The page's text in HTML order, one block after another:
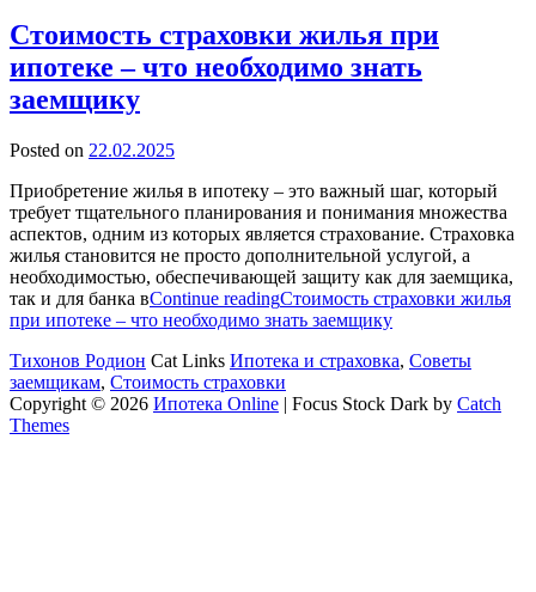
Стоимость страховки жилья при
ипотеке – что необходимо знать
заемщику
Posted on 22.02.2025
Приобретение жилья в ипотеку – это важный шаг, который
требует тщательного планирования и понимания множества
аспектов, одним из которых является страхование. Страховка
жилья становится не просто дополнительной услугой, а
необходимостью, обеспечивающей защиту как для заемщика,
так и для банка вContinue readingСтоимость страховки жилья
при ипотеке – что необходимо знать заемщику
Тихонов Родион Cat Links Ипотека и страховка, Советы
заемщикам, Стоимость страховки
Copyright © 2026 Ипотека Online | Focus Stock Dark by Catch
Themes